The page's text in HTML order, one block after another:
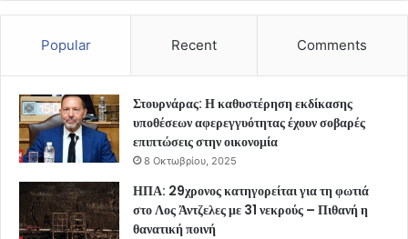
Popular Recent Comments
Στουρνάρας: Η καθυστέρηση εκδίκασης
υποθέσεων αφερεγγυότητας έχουν σοβαρές
επιπτώσεις στην οικονομία
8 Οκτωβρίου, 2025
ΗΠΑ: 29χρονος κατηγορείται για τη φωτιά
στο Λος Άντζελες με 31 νεκρούς – Πιθανή η
θανατική ποινή